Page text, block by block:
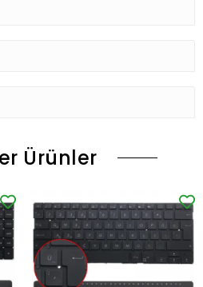
Ürünler